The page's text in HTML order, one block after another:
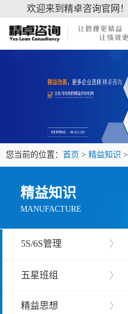
欢迎来到精卓咨询官网！
您当前的位置： 首页 > 精益知识 >
精益知识
MANUFACTURE
5S/6S管理 〉
五星班组 〉
精益思想 〉